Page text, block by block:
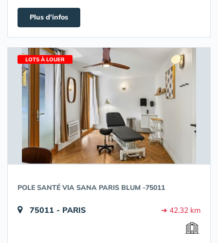
Plus d'infos
LOTS À LOUER
POLE SANTÉ VIA SANA PARIS BLUM -75011
75011 - PARIS ➔ 42.32 km